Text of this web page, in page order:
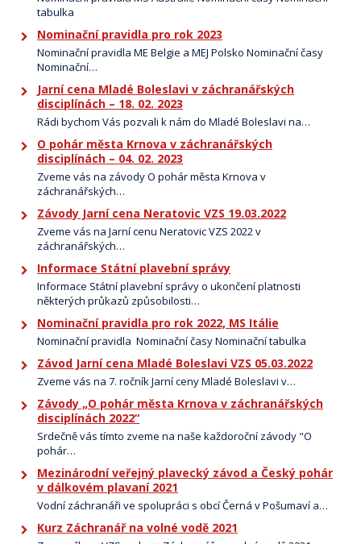
tabulka
Nominační pravidla pro rok 2023
Nominační pravidla ME Belgie a MEJ Polsko Nominační časy
Nominační…
Jarní cena Mladé Boleslavi v záchranářských
disciplínách – 18. 02. 2023
Rádi bychom Vás pozvali k nám do Mladé Boleslavi na…
O pohár města Krnova v záchranářských
disciplínách – 04. 02. 2023
Zveme vás na závody O pohár města Krnova v
záchranářských…
Závody Jarní cena Neratovic VZS 19.03.2022
Zveme vás na Jarní cenu Neratovic VZS 2022 v
záchranářských…
Informace Státní plavební správy
Informace Státní plavební správy o ukončení platnosti
některých průkazů způsobilosti…
Nominační pravidla pro rok 2022, MS Itálie
Nominační pravidla Nominační časy Nominační tabulka
Závod Jarní cena Mladé Boleslavi VZS 05.03.2022
Zveme vás na 7. ročník Jarní ceny Mladé Boleslavi v…
Závody „O pohár města Krnova v záchranářských
disciplínách 2022“
Srdečně vás tímto zveme na naše každoroční závody "O
pohár…
Mezinárodní veřejný plavecký závod a Český pohár
v dálkovém plavaní 2021
Vodní záchranáři ve spolupráci s obcí Černá v Pošumaví a…
Kurz Záchranář na volné vodě 2021